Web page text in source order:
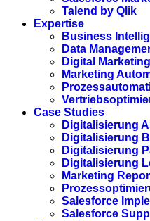
Talend by Qlik
Expertise
Business
Data
Digital
Marketing
Case Studies
Digitalisierung
Digitalisierung
Digitalisierung
Digitalisierung
Marketing
Salesforce
Salesforce